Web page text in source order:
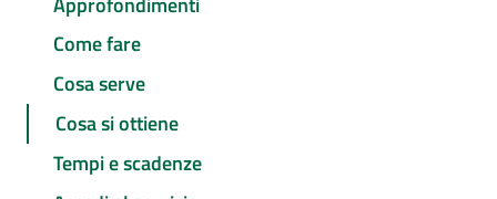
Come fare
Cosa serve
Cosa si ottiene
Tempi e scadenze